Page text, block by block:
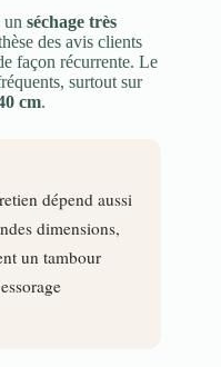
un séchage très
des avis clients
façon récurrente. Le
surtout sur
cm.
dépend aussi
dimensions,
un tambour